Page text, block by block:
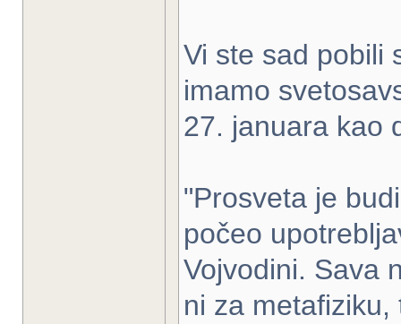
Vi ste sad pobili
imamo
27. januara kao
"Prosveta je
počeo
Vojvodini. Sava
ni za